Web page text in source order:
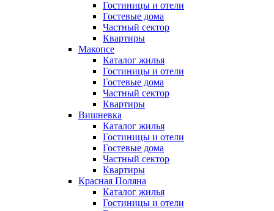
Гостиницы и отели
Гостевые дома
Частный сектор
Квартиры
Макопсе
Каталог жилья
Гостиницы и отели
Гостевые дома
Частный сектор
Квартиры
Вишневка
Каталог жилья
Гостиницы и отели
Гостевые дома
Частный сектор
Квартиры
Красная Поляна
Каталог жилья
Гостиницы и отели